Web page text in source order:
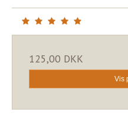
125,00 DKK
Vis